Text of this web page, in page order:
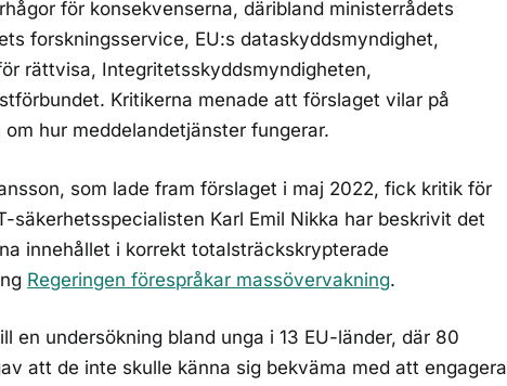
för konsekvenserna, däribland ministerrådets
forskningsservice, EU:s dataskyddsmyndighet,
rättvisa, Integritetsskyddsmyndigheten,
Kritikerna menade att förslaget vilar på
hur meddelandetjänster fungerar.
som lade fram förslaget i maj 2022, fick kritik för
säkerhetsspecialisten Karl Emil Nikka har beskrivit det
innehållet i korrekt totalsträckskrypterade
Regeringen förespråkar massövervakning.
en undersökning bland unga i 13 EU-länder, där 80
att de inte skulle känna sig bekväma med att engagera